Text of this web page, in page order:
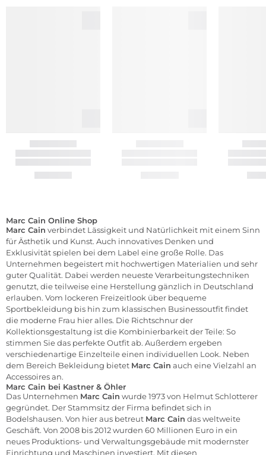
Marc Cain Online Shop
Marc Cain verbindet Lässigkeit und Natürlichkeit mit einem Sinn
für Ästhetik und Kunst. Auch innovatives Denken und
Exklusivität spielen bei dem Label eine große Rolle. Das
Unternehmen begeistert mit hochwertigen Materialien und sehr
guter Qualität. Dabei werden neueste Verarbeitungstechniken
genutzt, die teilweise eine Herstellung gänzlich in Deutschland
erlauben. Vom lockeren Freizeitlook über bequeme
Sportbekleidung bis hin zum klassischen Businessoutfit findet
die moderne Frau hier alles. Die Richtschnur der
Kollektionsgestaltung ist die Kombinierbarkeit der Teile: So
stimmen Sie das perfekte Outfit ab. Außerdem ergeben
verschiedenartige Einzelteile einen individuellen Look. Neben
dem Bereich Bekleidung bietet Marc Cain auch eine Vielzahl an
Accessoiresan.
Marc Cain bei Kastner & Öhler
Das Unternehmen Marc Cain wurde 1973 von Helmut Schlotterer
gegründet. Der Stammsitz der Firma befindet sich in
Bodelshausen. Von hier aus betreut Marc Cain das weltweite
Geschäft. Von 2008 bis 2012 wurden 60 Millionen Euro in ein
neues Produktions- und Verwaltungsgebäude mit modernster
Einrichtung und Maschinen investiert. Mit diesen